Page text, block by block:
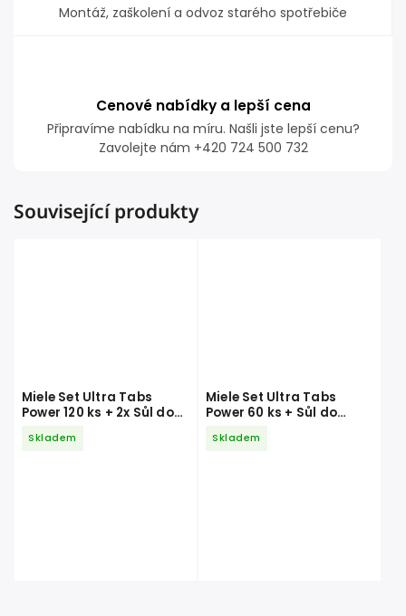
Montáž, zaškolení a odvoz starého spotřebiče
Cenové nabídky a lepší cena
Připravíme nabídku na míru. Našli jste lepší cenu?
Zavolejte nám +420 724 500 732
Související produkty
Miele Set Ultra Tabs
Power 120 ks + 2x Sůl do
500 ml
Skladem
Miele Set Ultra Tabs
Power 60 ks + Sůl do
500 ml
Skladem